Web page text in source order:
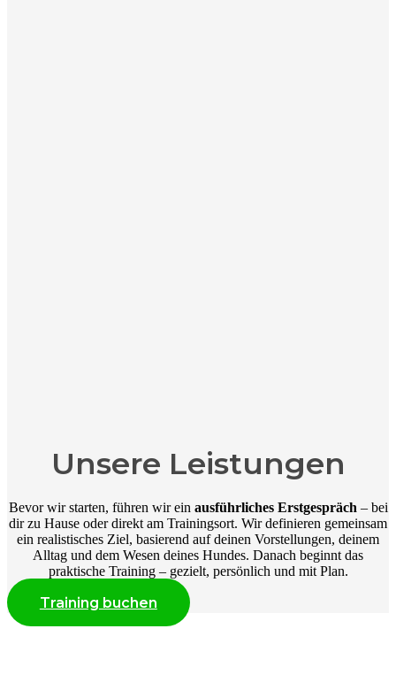
Unsere Leistungen
Bevor wir starten, führen wir ein ausführliches Erstgespräch – bei
dir zu Hause oder direkt am Trainingsort. Wir definieren gemeinsam
ein realistisches Ziel, basierend auf deinen Vorstellungen, deinem
Alltag und dem Wesen deines Hundes. Danach beginnt das
praktische Training – gezielt, persönlich und mit Plan.
Training buchen